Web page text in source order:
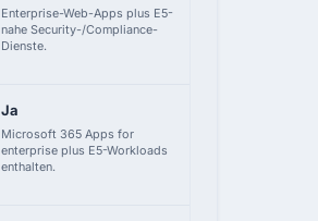
Enterprise-Web-Apps plus E5-
nahe Security-/Compliance-
Dienste.
Ja
Microsoft 365 Apps for
enterprise plus E5-Workloads
enthalten.